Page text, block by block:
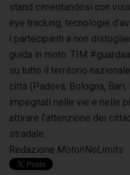
stand cimentandosi con
eye tracking, tecnologie
i partecipanti a non
guida in moto. TIM
su tutto il territorio
città (Padova, Bologna,
impegnati nelle vie e nelle
attirare l’attenzione dei
stradale.
Redazione MotoriNoLimits